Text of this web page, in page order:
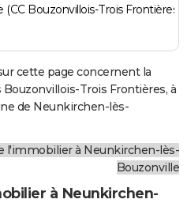
Bouzonvillois-Trois Frontières)
cette page concernent la
Trois Frontières, à
de Neunkirchen-lès-
l'immobilier à Neunkirchen-lès-
Bouzonville
à Neunkirchen-